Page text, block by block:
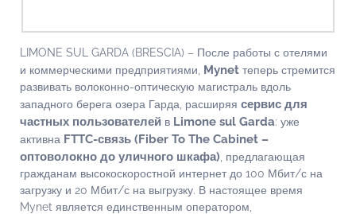
LIMONE SUL GARDA (BRESCIA) – После работы с отелями
и коммерческими предприятиями, Mynet теперь стремится
развивать волоконно-оптическую магистраль вдоль
западного берега озера Гарда, расширяя сервис для
частных пользователей в Limone sul Garda: уже
активна FTTC-связь (Fiber To The Cabinet –
оптоволокно до уличного шкафа) , предлагающая
гражданам высокоскоростной интернет до 100 Мбит/с на
загрузку и 20 Мбит/с на выгрузку. В настоящее время
Mynet является единственным оператором,